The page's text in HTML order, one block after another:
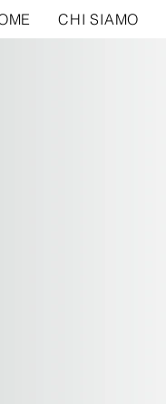
CHI SIAMO